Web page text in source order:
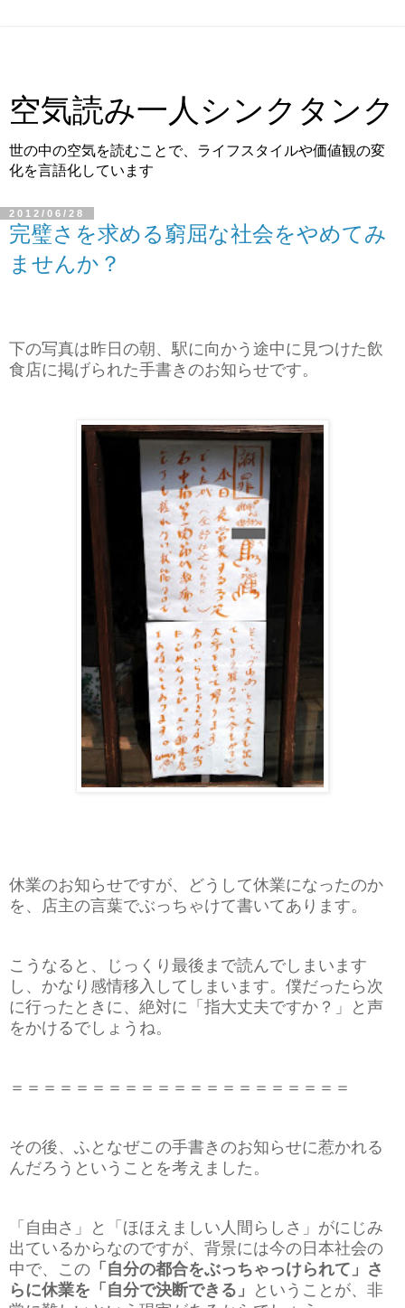
空気読み一人シンクタンク
世の中の空気を読むことで、ライフスタイルや価値観の変
化を言語化しています
2012/06/28
完璧さを求める窮屈な社会をやめてみ
ませんか？
下の写真は昨日の朝、駅に向かう途中に見つけた飲
食店に掲げられた手書きのお知らせです。
休業のお知らせですが、どうして休業になったのか
を、店主の言葉でぶっちゃけて書いてあります。
こうなると、じっくり最後まで読んでしまいます
し、かなり感情移入してしまいます。僕だったら次
に行ったときに、絶対に「指大丈夫ですか？」と声
をかけるでしょうね。
＝＝＝＝＝＝＝＝＝＝＝＝＝＝＝＝＝＝＝＝＝
その後、ふとなぜこの手書きのお知らせに惹かれる
んだろうということを考えました。
「自由さ」と「ほほえましい人間らしさ」がにじみ
出ているからなのですが、背景には今の日本社会の
中で、この 「自分の都合をぶっちゃっけられて」さ
らに休業を「自分で決断できる」
ということが、非